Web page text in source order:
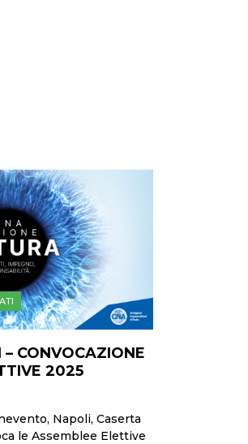
CONVOCAZIONE
2025
Napoli, Caserta
le Assemblee Elettive